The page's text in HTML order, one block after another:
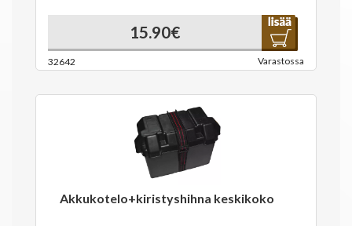
15.90€
32642 Varastossa
Akkukotelo+kiristyshihna keskikoko